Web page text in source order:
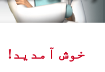
خوش آمدید!